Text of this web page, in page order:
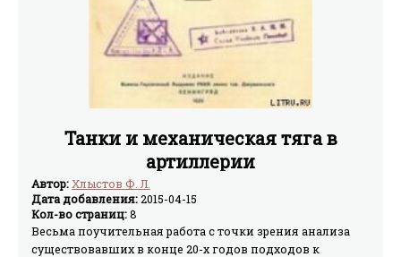
Танки и механическая тяга в
артиллерии
Автор:Хлыстов Ф. Л.
Дата добавления:2015-04-15
Кол-во страниц:8
Весьма поучительная работа с точки зрения анализа
существовавших в конце 20-х годов подходов к